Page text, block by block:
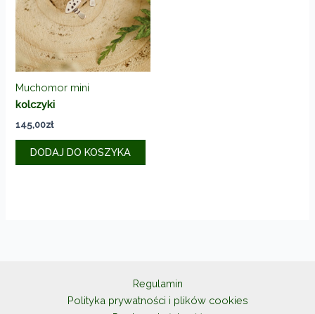
Muchomor mini
kolczyki
145,00zł
DODAJ DO KOSZYKA
Regulamin
Polityka prywatności i plików cookies